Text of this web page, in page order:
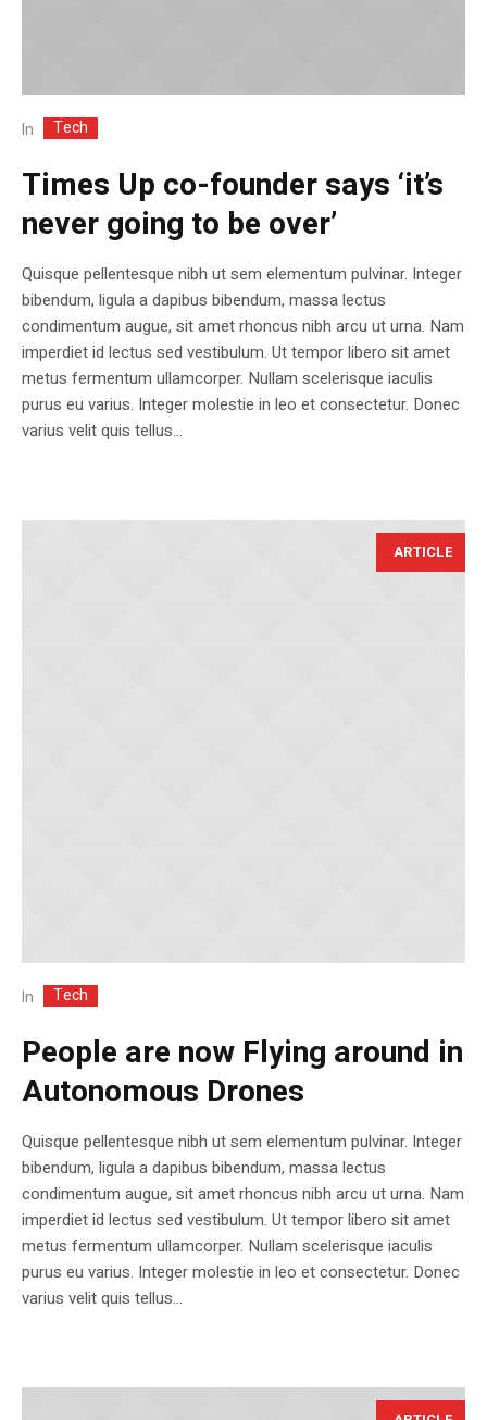
In Tech
Times Up co-founder says ‘it’s
never going to be over’
Quisque pellentesque nibh ut sem elementum pulvinar. Integer
bibendum, ligula a dapibus bibendum, massa lectus
condimentum augue, sit amet rhoncus nibh arcu ut urna. Nam
imperdiet id lectus sed vestibulum. Ut tempor libero sit amet
metus fermentum ullamcorper. Nullam scelerisque iaculis
purus eu varius. Integer molestie in leo et consectetur. Donec
varius velit quis tellus...
ARTICLE
In Tech
People are now Flying around in
Autonomous Drones
Quisque pellentesque nibh ut sem elementum pulvinar. Integer
bibendum, ligula a dapibus bibendum, massa lectus
condimentum augue, sit amet rhoncus nibh arcu ut urna. Nam
imperdiet id lectus sed vestibulum. Ut tempor libero sit amet
metus fermentum ullamcorper. Nullam scelerisque iaculis
purus eu varius. Integer molestie in leo et consectetur. Donec
varius velit quis tellus...